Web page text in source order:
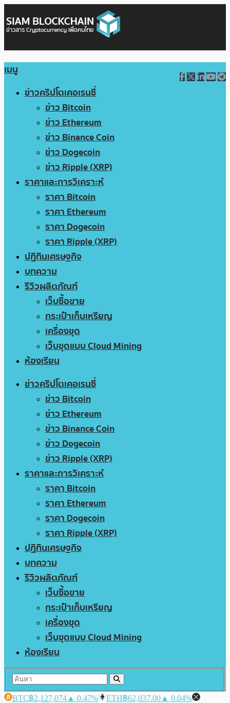
เมนู
ข่าวคริปโตเคอเรนซี่
ข่าว Bitcoin
ข่าว Ethereum
ข่าว Binance Coin
ข่าว Dogecoin
ข่าว Ripple (XRP)
ราคาและการวิเคราะห์
ราคา Bitcoin
ราคา Ethereum
ราคา Dogecoin
ราคา Ripple (XRP)
ปฏิทินเศรษฐกิจ
บทความ
รีวิวผลิตภัณฑ์
เว็บซื้อขาย
กระเป๋าเก็บเหรียญ
เครื่องขุด
เว็บขุดแบบ Cloud Mining
ห้องเรียน
ข่าวคริปโตเคอเรนซี่
ข่าว Bitcoin
ข่าว Ethereum
ข่าว Binance Coin
ข่าว Dogecoin
ข่าว Ripple (XRP)
ราคาและการวิเคราะห์
ราคา Bitcoin
ราคา Ethereum
ราคา Dogecoin
ราคา Ripple (XRP)
ปฏิทินเศรษฐกิจ
บทความ
รีวิวผลิตภัณฑ์
เว็บซื้อขาย
กระเป๋าเก็บเหรียญ
เครื่องขุด
เว็บขุดแบบ Cloud Mining
ห้องเรียน
BTC฿2,127,074 ▲ 0.47% ETH฿62,037.00 ▲ 0.04%